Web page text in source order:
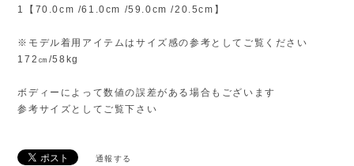
1【70.0cm /61.0cm /59.0cm /20.5cm】
※モデル着用アイテムはサイズ感の参考としてご覧ください
172㎝/58kg
ボディーによって数値の誤差がある場合もございます
参考サイズとしてご覧下さい
通報する